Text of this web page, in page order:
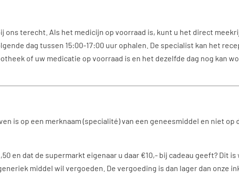
terecht. Als het medicijn op voorraad is, kunt u het direct
dag tussen 15:00-17:00 uur ophalen. De specialist kan het
of uw medicatie op voorraad is en het dezelfde dag nog kan
is op een merknaam (specialité) van een geneesmiddel en niet op
en dat de supermarkt eigenaar u daar €10,- bij cadeau geeft? Dit is
middel wil vergoeden. De vergoeding is dan lager dan onze